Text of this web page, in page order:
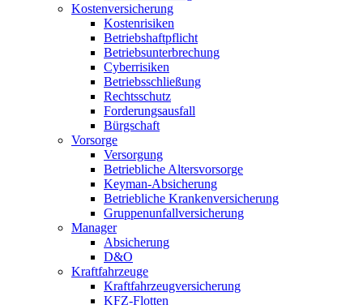
Kostenversicherung
Kostenrisiken
Betriebshaftpflicht
Betriebsunterbrechung
Cyberrisiken
Betriebsschließung
Rechtsschutz
Forderungsausfall
Bürgschaft
Vorsorge
Versorgung
Betriebliche Altersvorsorge
Keyman-Absicherung
Betriebliche Krankenversicherung
Gruppenunfallversicherung
Manager
Absicherung
D&O
Kraftfahrzeuge
Kraftfahrzeugversicherung
KFZ-Flotten